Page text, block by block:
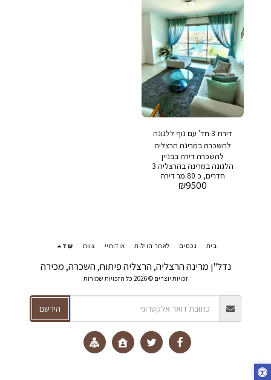
דירת 3 חד' עם נוף ללגונה
להשכרה במרינה הרצליה
להשכרה דירה בבניין
הלגונה במרינה בהרצליה 3
חדרים, כ 80 מר דירה
משופצת עם נוף לים מחיר
₪9500
נדל"ן מרינה הרצליה, הרצליה פיתוח, השכרה, מכירה
זכויות יוצרים © 2026 כל הזכויות שמורות
בית נכסים לאתר הוילות אודותיי צוות עוד
הירשם